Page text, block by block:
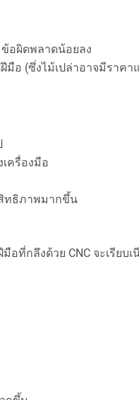
อผิดพลาดน้อยลง
มือ (ซึ่งไม้เปล่าอาจมีราค
ครื่องมือ
ทธิภาพมากขึ้น
ที่กลึงด้วย CNC จะเรียบเ